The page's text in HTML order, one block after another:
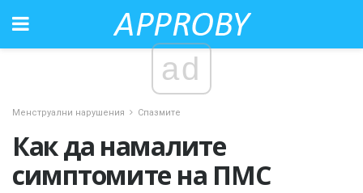
ad
Менструални нарушения Спазмите
Как да намалите
симптомите на ПМС